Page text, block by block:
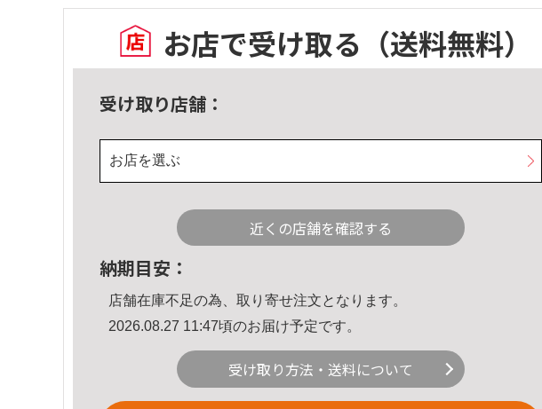
お店で受け取る （送料無料）
受け取り店舗：
お店を選ぶ
近くの店舗を確認する
納期目安：
店舗在庫不足の為、取り寄せ注文となります。
2026.08.27 11:47頃のお届け予定です。
受け取り方法・送料について